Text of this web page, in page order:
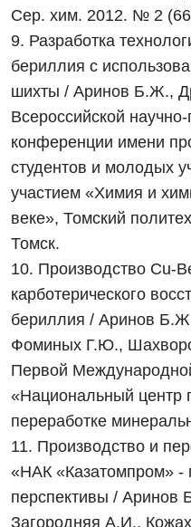
Сер. хим. 2012. № 2
9. Разработка
бериллия с
шихты / Аринов Б.Ж.,
Всероссийской научно-
конференции имени
студентов и молодых
участием «Химия и
веке», Томский
Томск.
10. Производство Сu-
карботерического
бериллия / Аринов
Фоминых Г.Ю.,
Первой
«Национальный центр
переработке
11. Производство и
«НАК «Казатомпром» -
перспективы /
Загородняя А.И.,